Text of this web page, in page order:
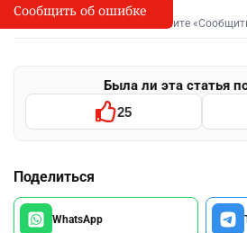
I
Сообщить об опечатке
Выделите фрагмент и нажмите
Была ли эта статья
25
Поделиться
WhatsApp
Сообщить об ошибке